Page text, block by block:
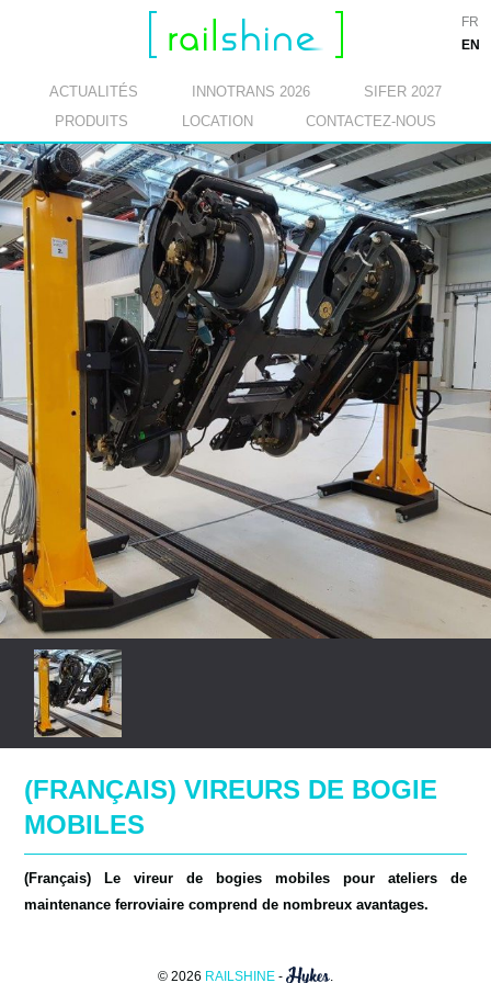
ACTUALITÉS INNOTRANS 2026
SIFER 2027
PRODUITS
LOCATION CONTACTEZ-NOUS
FR
EN
(FRANÇAIS) VIREURS DE BOGIE
MOBILES
(Français) Le vireur de bogies mobiles pour ateliers de
maintenance ferroviaire comprend de nombreux avantages.
© 2026 RAILSHINE -